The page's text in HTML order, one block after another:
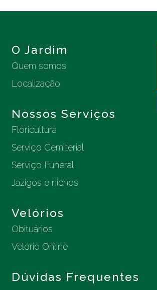
O Jardim
Quem somos
Localização
Nossos Serviços
Floricultura
Serviço Cemiterial
Serviço Funeral
Jazigos e nichos
Velórios
Obituários
Velório Online
Dúvidas Frequentes